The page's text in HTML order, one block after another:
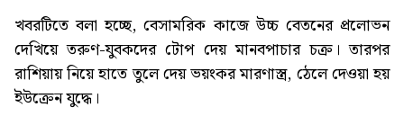
খবরটিতে বলা হচ্ছে, বেসামরিক কাজে উচ্চ বেতনের প্রলোভন
দেখিয়ে তরুণ-যুবকদের টোপ দেয় মানবপাচার চক্র। তারপর
রাশিয়ায় নিয়ে হাতে তুলে দেয় ভয়ংকর মারণাস্ত্র, ঠেলে দেওয়া হয়
ইউক্রেন যুদ্ধে।